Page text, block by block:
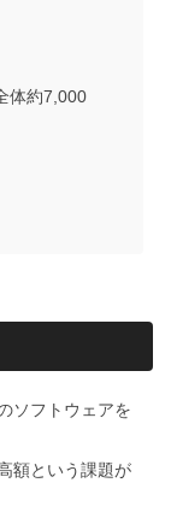
体約7,000
ソフトウェアを
額という課題が